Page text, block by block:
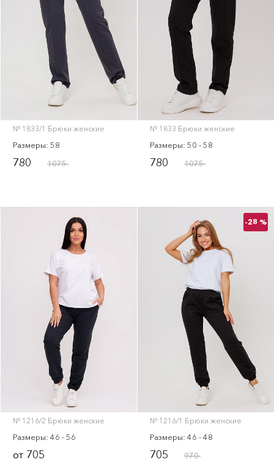
№ 1833/1 Брюки женские
Размеры: 58
780 1075
№ 1833 Брюки женские
Размеры: 50 - 58
780 1075
№ 1216/2 Брюки женские
Размеры: 46 - 56
от705
-28 %
№ 1216/1 Брюки женские
Размеры: 46 - 48
705 970